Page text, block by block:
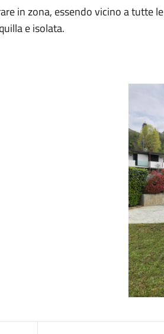
in zona, essendo vicino a tutte
e isolata.